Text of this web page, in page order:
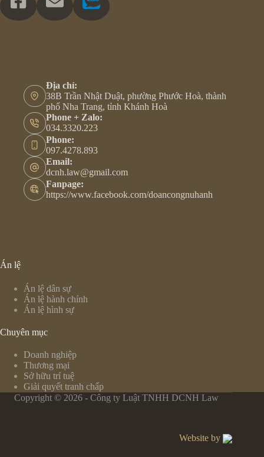
Địa chỉ:
38B Trần Nhật Duật, phường Phước Hoà, thành
phố Nha Trang, tỉnh Khánh Hoà
Phone + Zalo:
034.3320.223
Phone:
097.4278.893
Email:
dcnh.law@gmail.com
Fanpage:
https://www.facebook.com/doancongnuhanh
Án lệ
Án lệ dân sự
Án lệ hành chính
Án lệ hình sự
Chuyên mục
Doanh nghiệp
Thương mại
Sở hữu trí tuệ
Giải quyết tranh chấp
Copyright © 2026 - Công ty Luật TNHH DCNH Law
Website by